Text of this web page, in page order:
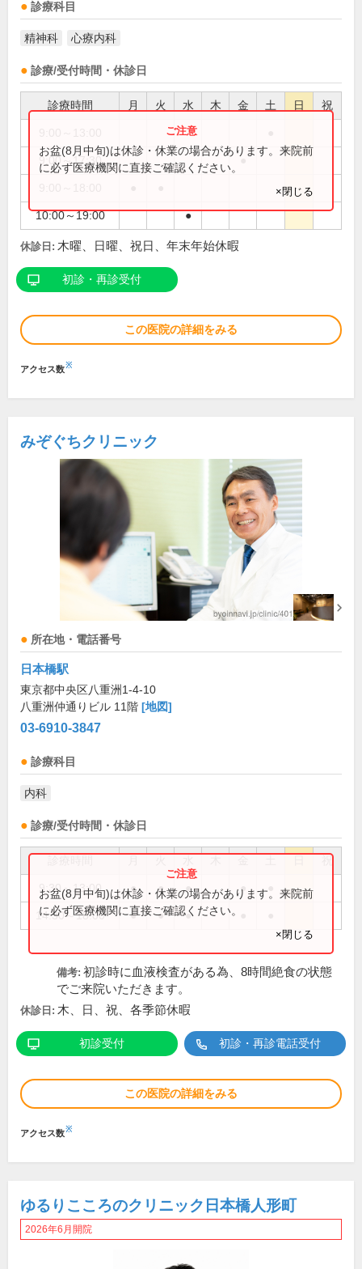
診療科目
精神科 心療内科
診療/受付時間・休診日
診療時間 月 火 水 木 金 土 日 祝
9:00～17:30 ●
10:00～19:00 ●
お盆(8月中旬)は休診・休業の場合があります。来院前
に必ず医療機関に直接ご確認ください。
×閉じる
休診日: 木曜、日曜、祝日、年末年始休暇
初診・再診受付
この医院の詳細をみる
アクセス数※
みぞぐちクリニック
所在地・電話番号
日本橋駅
東京都中央区八重洲1-4-10
八重洲仲通りビル 11階 [地図]
03-6910-3847
診療科目
内科
診療/受付時間・休診日
祝
9:30～13:00 ● ● ● ●
14:30～18:00 ● ● ●
お盆(8月中旬)は休診・休業の場合があります。来院前
に必ず医療機関に直接ご確認ください。
×閉じる
備考: 初診時に血液検査がある為、8時間絶食の状態
でご来院いただきます。
休診日: 木、日、祝、各季節休暇
初診受付 初診・再診電話受付
この医院の詳細をみる
アクセス数※
ゆるりこころのクリニック日本橋人形町
2026年6月開院